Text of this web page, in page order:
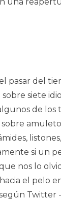
pasar del
siete
de los
si un
nos lo
el pelo
Twitter